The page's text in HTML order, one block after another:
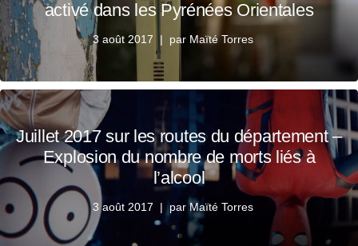
activé dans les Pyrénées Orientales
3 août 2017 par Maïté Torres
Juillet 2017 sur les routes du département –
Explosion du nombre de morts liés à
l’alcool
3 août 2017 parMaïté Torres